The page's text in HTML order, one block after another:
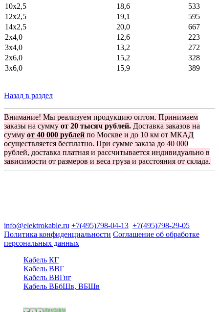
10x2,5
18,6
533
12x2,5
19,1
595
14x2,5
20,0
667
2x4,0
12,6
223
3x4,0
13,2
272
2x6,0
15,2
328
3x6,0
15,9 389
Назад в раздел
Внимание! Мы реализуем продукцию оптом. Принимаем
заказы на сумму от 20 тысяч рублей. Доставка заказов на
сумму от 40 000 рублей по Москве и до 10 км от МКАД
осуществляется бесплатно. При сумме заказа до 40 000
рублей, доставка платная и рассчитывается индивидуально в
зависимости от размеров и веса груза и расстояния от склада.
info@elektrokable.ru +7(495)798-04-13 +7(495)798-29-05
Политика конфиденциальности Соглашение об обработке
персональных данных
Кабель КГ
Кабель ВВГ
Кабель ВВГнг
Кабель ВБбШв, ВБШв